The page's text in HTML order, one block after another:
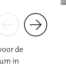
de
in